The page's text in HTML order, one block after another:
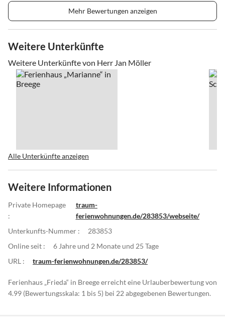
Mehr Bewertungen anzeigen
Weitere Unterkünfte
Weitere Unterkünfte von Herr Jan Möller
Alle Unterkünfte anzeigen
Weitere Informationen
Private Homepage
:
traum-
ferienwohnungen.de/283853/webseite/
Unterkunfts-Nummer :
283853
Online seit :
6 Jahre und 2 Monate und 25 Tage
URL :
traum-ferienwohnungen.de/283853/
Ferienhaus „Frieda“ in Breege erreicht eine Urlauberbewertung von
4.99 (Bewertungsskala: 1 bis 5) bei 22 abgegebenen Bewertungen.